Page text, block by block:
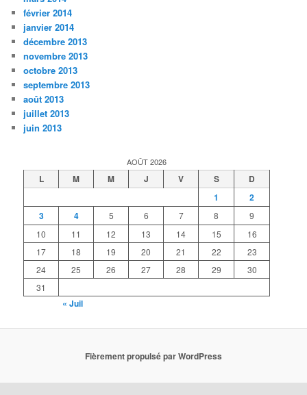
février 2014
janvier 2014
décembre 2013
novembre 2013
octobre 2013
septembre 2013
août 2013
juillet 2013
juin 2013
AOÛT 2026
L M M J V S
D
1
2
3
4 5 6 7 8
9
10
11 12 13 14 15
16
17
18 19 20 21 22
23
24
25 26 27 28 29
30
31
« Juil
Fièrement propulsé par WordPress